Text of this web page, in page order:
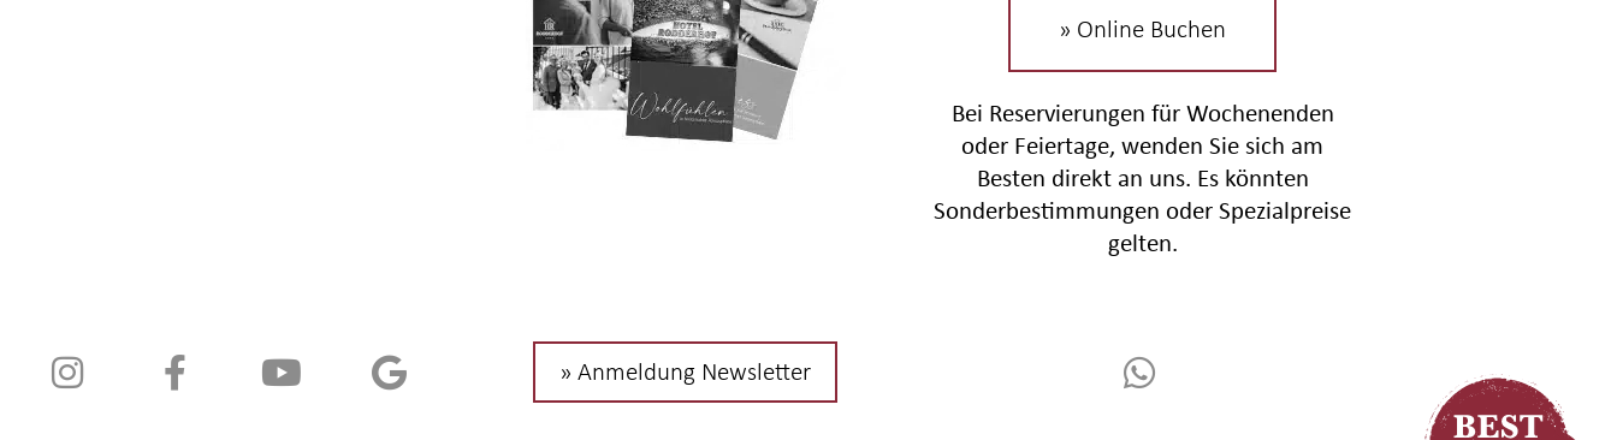
» Online Buchen
Bei Reservierungen für Wochenenden
oder Feiertage, wenden Sie sich am
Besten direkt an uns. Es könnten
Sonderbestimmungen oder Spezialpreise
gelten.
» Anmeldung Newsletter